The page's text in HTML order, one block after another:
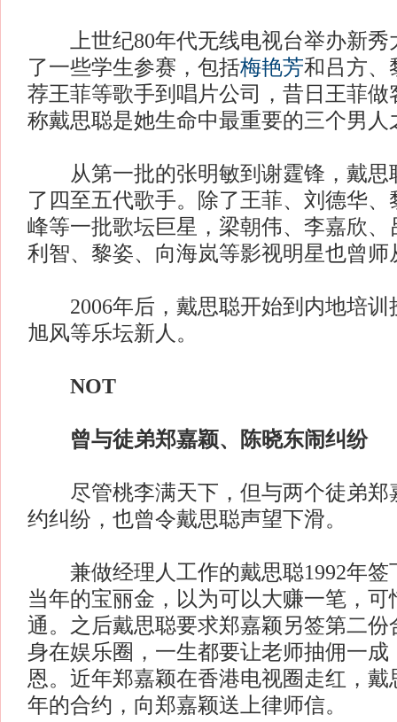
上世纪80年代无线电视台举办新秀
了一些学生参赛，包括梅艳芳和吕方、
荐王菲等歌手到唱片公司，昔日王菲做
称戴思聪是她生命中最重要的三个男人
从第一批的张明敏到谢霆锋，戴思
了四至五代歌手。除了王菲、刘德华、
峰等一批歌坛巨星，梁朝伟、李嘉欣、
利智、黎姿、向海岚等影视明星也曾师
2006年后，戴思聪开始到内地培训
旭风等乐坛新人。
NOT
曾与徒弟郑嘉颖、陈晓东闹纠纷
尽管桃李满天下，但与两个徒弟郑
约纠纷，也曾令戴思聪声望下滑。
兼做经理人工作的戴思聪1992年签
当年的宝丽金，以为可以大赚一笔，可
通。之后戴思聪要求郑嘉颖另签第二份
身在娱乐圈，一生都要让老师抽佣一成
恩。近年郑嘉颖在香港电视圈走红，戴
年的合约，向郑嘉颖送上律师信。